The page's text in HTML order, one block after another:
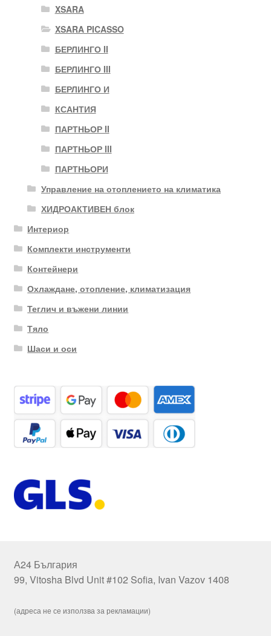
XSARA
XSARA PICASSO
БЕРЛИНГО II
БЕРЛИНГО III
БЕРЛИНГО И
КСАНТИЯ
ПАРТНЬОР II
ПАРТНЬОР III
ПАРТНЬОРИ
Управление на отоплението на климатика
ХИДРОАКТИВЕН блок
Интериор
Комплекти инструменти
Контейнери
Охлаждане, отопление, климатизация
Теглич и въжени линии
Тяло
Шаси и оси
А24 България
99, Vitosha Blvd Unit #102 Sofia, Ivan Vazov 1408
(адреса не се използва за рекламации)